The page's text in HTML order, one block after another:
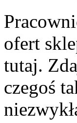
ofert
tutaj.
czegoś